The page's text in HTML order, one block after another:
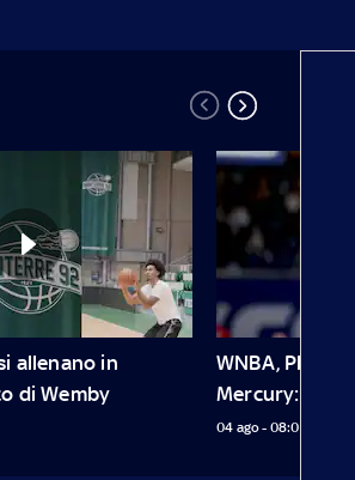
allenano in
di Wemby
WNBA, Plum
Mercury: 20
04 ago - 08:01